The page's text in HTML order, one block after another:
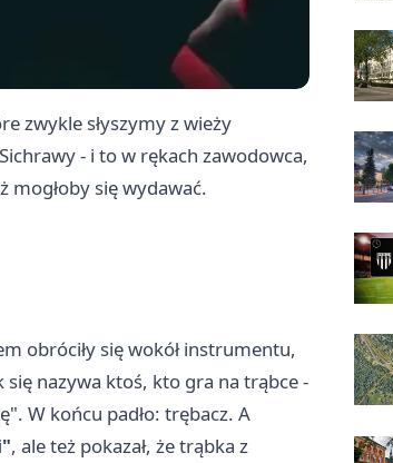
zwykle słyszymy z wieży
- i to w rękach zawodowca,
mogłoby się wydawać.
obróciły się wokół instrumentu,
się nazywa ktoś, kto gra na trąbce -
W końcu padło: trębacz. A
, ale też pokazał, że trąbka z